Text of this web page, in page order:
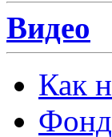
Видео
Как